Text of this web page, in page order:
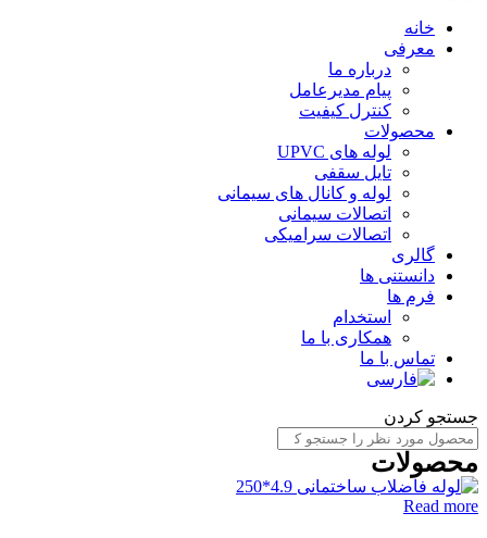
خانه
معرفی
درباره ما
پیام مدیرعامل
کنترل کیفیت
محصولات
لوله های UPVC
تایل سقفی
لوله و کانال های سیمانی
اتصالات سیمانی
اتصالات سرامیکی
گالری
دانستنی ها
فرم ها
استخدام
همکاری با ما
تماس با ما
جستجو کردن
محصولات
Read more